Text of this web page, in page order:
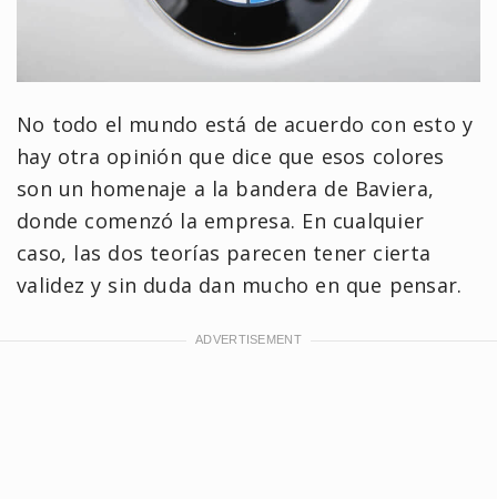
No todo el mundo está de acuerdo con esto y
hay otra opinión que dice que esos colores
son un homenaje a la bandera de Baviera,
donde comenzó la empresa. En cualquier
caso, las dos teorías parecen tener cierta
validez y sin duda dan mucho en que pensar.